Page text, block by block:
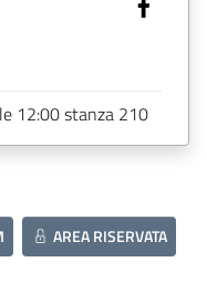
12:00 stanza 210
AREA RISERVATA